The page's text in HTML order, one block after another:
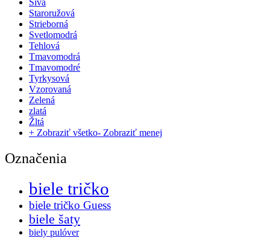
Staroružová
Strieborná
Svetlomodrá
Tehlová
Tmavomodrá
Tmavomodré
Tyrkysová
Vzorovaná
Zelená
zlatá
Žltá
+ Zobraziť všetko- Zobraziť menej
Označenia
biele tričko
biele tričko Guess
biele šaty
biely pulóver